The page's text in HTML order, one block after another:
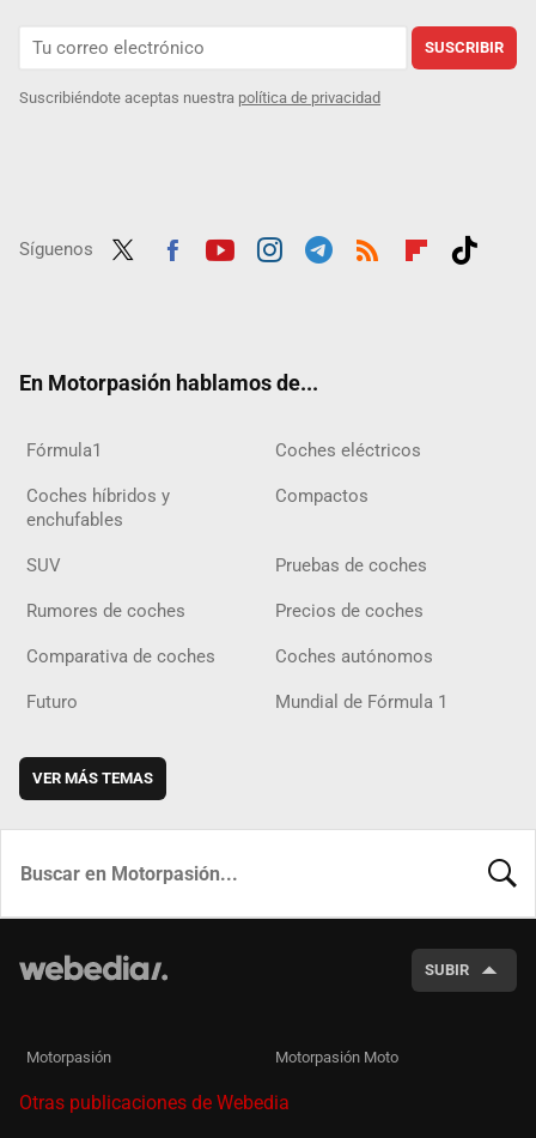
SUSCRIBIR
Suscribiéndote aceptas nuestra política de privacidad
Síguenos
En Motorpasión hablamos de...
Fórmula1 Coches eléctricos
Coches híbridos y
enchufables
Compactos
SUV Pruebas de coches
Rumores de coches Precios de coches
Comparativa de coches Coches autónomos
Futuro Mundial de Fórmula 1
VER MÁS TEMAS
SUBIR
Motorpasión Motorpasión Moto
Otras publicaciones de Webedia